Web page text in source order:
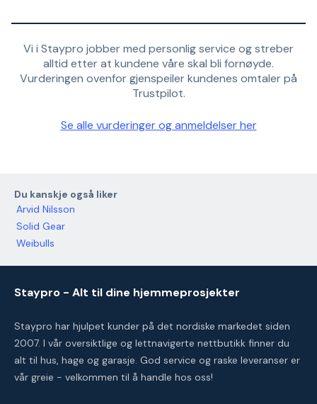
Vi i Staypro jobber med personlig service og streber
alltid etter at kundene våre skal bli fornøyde.
Vurderingen ovenfor gjenspeiler kundenes omtaler på
Trustpilot.
Se alle vurderinger og anmeldelser her
Du kanskje også liker
Arvid Nilsson
Solid Gear
Weibulls
Staypro - Alt til dine hjemmeprosjekter
Staypro har hjulpet kunder på det nordiske markedet siden
2007. I vår oversiktlige og lettnavigerte nettbutikk finner du
alt til hus, hage og garasje. God service og raske leveranser er
vår greie - velkommen til å handle hos oss!